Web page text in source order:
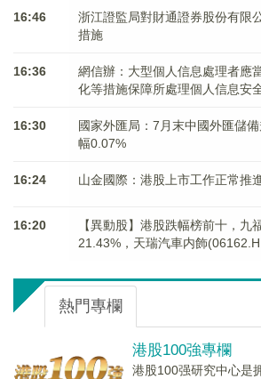
16:46
浙江證監局對財通證券股份有限
措施
16:36
網信辦：大型個人信息處理者應
化等措施保障所處理個人信息安
16:30
國家外匯局：7月末中國外匯儲
幅0.07%
16:24 山金國際：港股上市工作正常推
16:20
【異動股】港股跌幅榜前十，九
21.43%，天瑞汽車内飾
熱門專欄
港股100強專欄
港股100强研究中心是